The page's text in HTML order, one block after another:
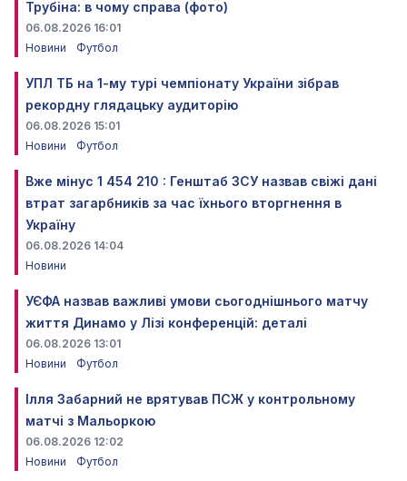
Трубіна: в чому справа (фото)
06.08.2026 16:01
Новини
Футбол
УПЛ ТБ на 1-му турі чемпіонату України зібрав
рекордну глядацьку аудиторію
06.08.2026 15:01
Новини
Футбол
Вже мінус 1 454 210 : Генштаб ЗСУ назвав свіжі дані
втрат загарбників за час їхнього вторгнення в
Україну
06.08.2026 14:04
Новини
УЄФА назвав важливі умови сьогоднішнього матчу
життя Динамо у Лізі конференцій: деталі
06.08.2026 13:01
Новини
Футбол
Ілля Забарний не врятував ПСЖ у контрольному
матчі з Мальоркою
06.08.2026 12:02
Новини
Футбол